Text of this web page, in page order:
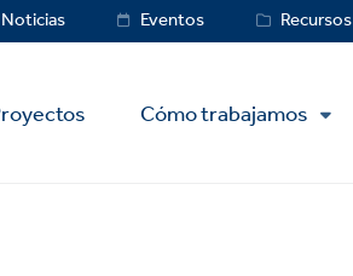
Noticias Eventos Recursos
Cómo trabajamos